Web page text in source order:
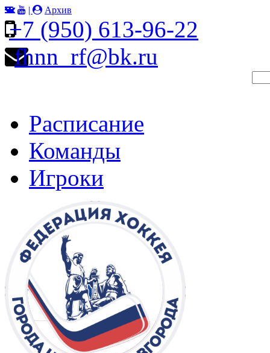
| Архив
+7 (950) 613-96-22
fhnn_rf@bk.ru
Расписание
Команды
Игроки